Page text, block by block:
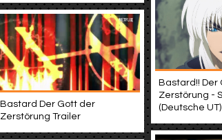
Bastard!! Der
Zerstörung -
(Deutsche UT)
Bastard Der Gott der
Zerstörung Trailer